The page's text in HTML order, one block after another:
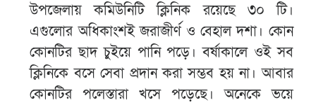
উপজেলায় কমিউনিটি ক্লিনিক রয়েছে ৩০ টি।
এগুলোর অধিকাংশই জরাজীর্ণ ও বেহাল দশা। কোন
কোনটির ছাদ চুইয়ে পানি পড়ে। বর্ষাকালে ওই সব
ক্লিনিকে বসে সেবা প্রদান করা সম্ভব হয় না। আবার
কোনটির পলেস্তারা খসে পড়েছে। অনেকে ভয়ে